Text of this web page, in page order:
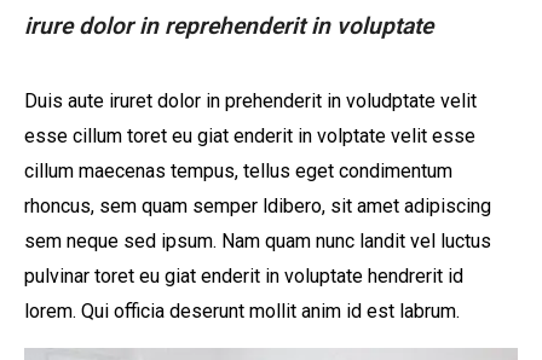
irure dolor in reprehenderit in voluptate
Duis aute iruret dolor in prehenderit in voludptate velit
esse cillum toret eu giat enderit in volptate velit esse
cillum maecenas tempus, tellus eget condimentum
rhoncus, sem quam semper ldibero, sit amet adipiscing
sem neque sed ipsum. Nam quam nunc landit vel luctus
pulvinar toret eu giat enderit in voluptate hendrerit id
lorem. Qui officia deserunt mollit anim id est labrum.